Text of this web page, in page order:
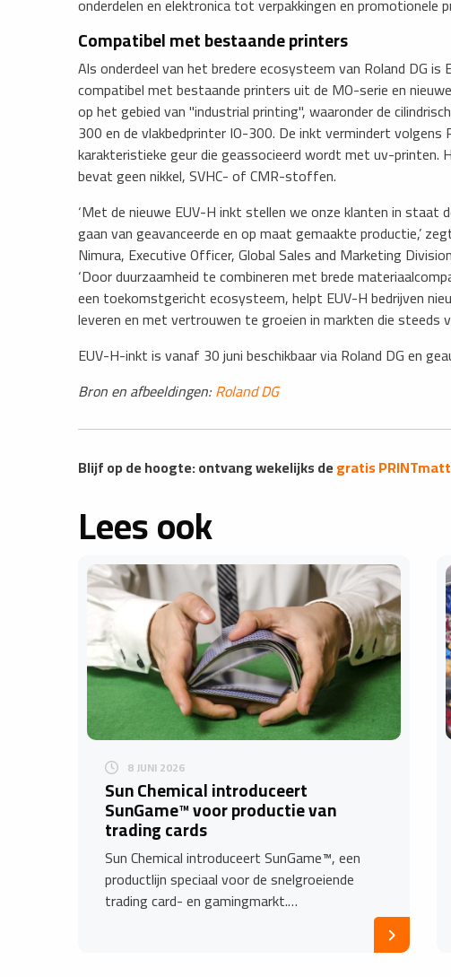
Compatibel met bestaande printers
Als onderdeel van het bredere ecosysteem van Roland DG is
compatibel met bestaande printers uit de MO-serie en
op het gebied van "industrial printing", waaronder de
300 en de vlakbedprinter IO-300. De inkt vermindert volgens
karakteristieke geur die geassocieerd wordt met uv-printen.
bevat geen nikkel, SVHC- of CMR-stoffen.
‘Met de nieuwe EUV-H inkt stellen we onze klanten in staat
gaan van geavanceerde en op maat gemaakte productie,’
Nimura, Executive Officer, Global Sales and Marketing
‘Door duurzaamheid te combineren met brede
een toekomstgericht ecosysteem, helpt EUV-H bedrijven
leveren en met vertrouwen te groeien in markten die steeds
EUV-H-inkt is vanaf 30 juni beschikbaar via Roland DG en
Bron en afbeeldingen:Roland DG
Blijf op de hoogte: ontvang wekelijks degratis
Lees ook
8 JUNI 2026
Sun Chemical introduceert
SunGame™ voor productie van
trading cards
Sun Chemical introduceert SunGame™, een
productlijn speciaal voor de snelgroeiende
trading card- en gamingmarkt.…